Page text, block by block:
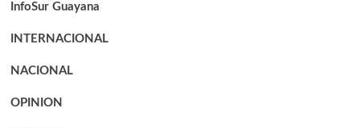
InfoSur Guayana
INTERNACIONAL
NACIONAL
OPINION